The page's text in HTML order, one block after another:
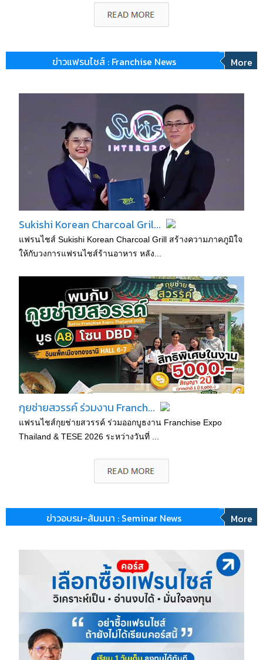
ข่าวแฟรนไชส์ : Franchise News More
Sukishi Korean Charcoal Gril...
แฟรนไชส์ Sukishi Korean Charcoal Grill สร้างความภาคภูมิใจ
ให้กับวงการแฟรนไชส์ร้านอาหาร หลัง...
กุยช่ายสวรรค์ ร่วมงาน Franch...
แฟรนไชส์กุยช่ายสวรรค์ ร่วมออกบูธงาน Franchise Expo
Thailand & TESE 2026 ระหว่างวันที่ ...
ข่าวอบรม-สัมมนา : Seminar News More